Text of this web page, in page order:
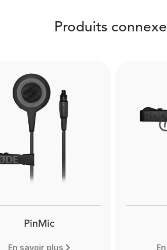
Produits
PinMic
En savoir plus